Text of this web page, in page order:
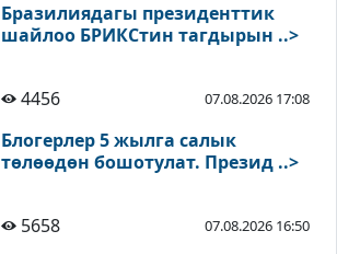
Бразилиядагы президенттик
шайлоо БРИКСтин тагдырын ..>
4456 07.08.2026 17:08
Блогерлер 5 жылга салык
төлөөдөн бошотулат. Презид ..>
5658 07.08.2026 16:50